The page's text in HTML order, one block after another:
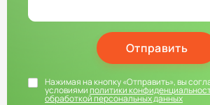
Отправить
Нажимая на кнопку «Отправить», вы
условиямиполитики
обработкой персональных данных